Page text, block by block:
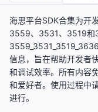
海思平台SDK合集为开
3559、3531、3519和
信息，旨在帮助开发者
和调试效率。所有内容
和爱好者。使用过程中
进行。